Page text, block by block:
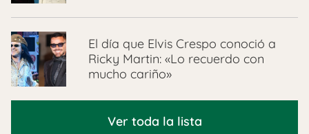
El día que Elvis Crespo conoció a
Ricky Martin: «Lo recuerdo con
mucho cariño»
Ver toda la lista